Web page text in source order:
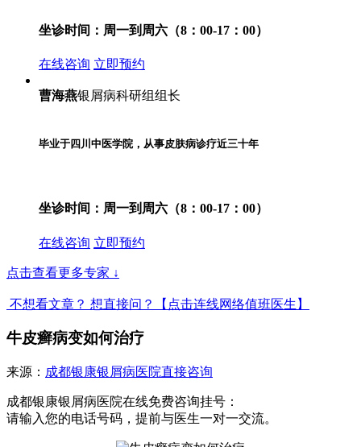
坐诊时间： 周一到周六（8：00-17：00）
在线咨询 立即预约
曹海燕银屑病科研组组长
毕业于四川中医学院，从事皮肤病诊疗近三十年
坐诊时间： 周一到周六（8：00-17：00）
在线咨询 立即预约
点击查看更多专家 ↓
不想看文章？ 想直接问？ 【点击连线网络值班医生】
牛皮癣病变如何治疗
来源： 成都银康银屑病医院直接咨询
成都银康银屑病医院在线免费咨询挂号：
请输入您的电话号码，提前与医生一对一交流。